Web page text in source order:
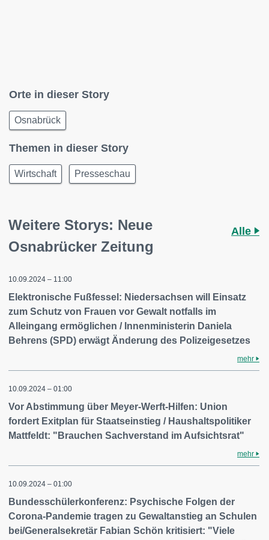
Orte in dieser Story
Osnabrück
Themen in dieser Story
Wirtschaft Presseschau
Weitere Storys: Neue
Osnabrücker Zeitung
Alle
10.09.2024 – 11:00
Elektronische Fußfessel: Niedersachsen will Einsatz
zum Schutz von Frauen vor Gewalt notfalls im
Alleingang ermöglichen / Innenministerin Daniela
Behrens (SPD) erwägt Änderung des Polizeigesetzes
mehr
10.09.2024 – 01:00
Vor Abstimmung über Meyer-Werft-Hilfen: Union
fordert Exitplan für Staatseinstieg / Haushaltspolitiker
Mattfeldt: "Brauchen Sachverstand im Aufsichtsrat"
mehr
10.09.2024 – 01:00
Bundesschülerkonferenz: Psychische Folgen der
Corona-Pandemie tragen zu Gewaltanstieg an Schulen
bei/Generalsekretär Fabian Schön kritisiert: "Viele